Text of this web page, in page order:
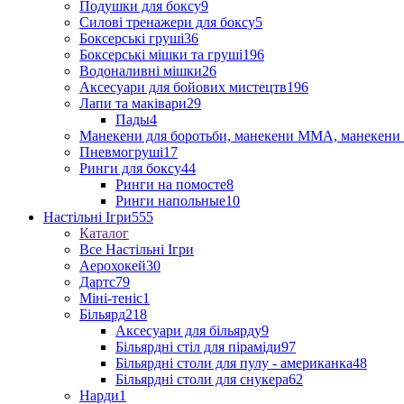
Подушки для боксу9
Силові тренажери для боксу5
Боксерські груші36
Боксерські мішки та груші196
Водоналивні мішки26
Аксесуари для бойових мистецтв196
Лапи та маківари29
Пады4
Манекени для боротьби, манекени ММА, манекени
Пневмогруші17
Ринги для боксу44
Ринги на помосте8
Ринги напольные10
Настільні Ігри555
Каталог
Все Настільні Ігри
Аерохокей30
Дартс79
Міні-теніс1
Більярд218
Аксесуари для більярду9
Більярдні стіл для піраміди97
Більярдні столи для пулу - американка48
Більярдні столи для снукера62
Нарди1